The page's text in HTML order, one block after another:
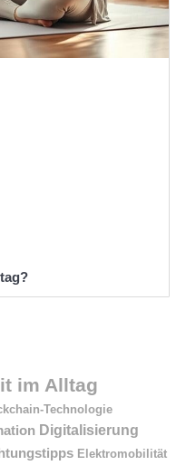
im Alltag
Technologie
Digitalisierung
Elektromobilität